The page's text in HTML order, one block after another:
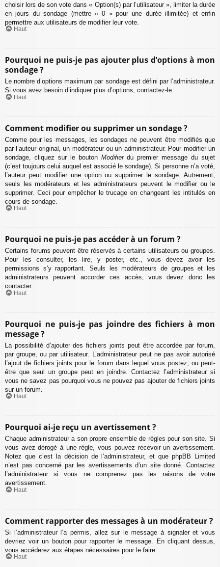
choisir lors de son vote dans « Option(s) par l’utilisateur », limiter la durée
en jours du sondage (mettre « 0 » pour une durée illimitée) et enfin
permettre aux utilisateurs de modifier leur vote.
Haut
Pourquoi ne puis-je pas ajouter plus d’options à mon
sondage ?
Le nombre d’options maximum par sondage est défini par l’administrateur.
Si vous avez besoin d’indiquer plus d’options, contactez-le.
Haut
Comment modifier ou supprimer un sondage ?
Comme pour les messages, les sondages ne peuvent être modifiés que
par l’auteur original, un modérateur ou un administrateur. Pour modifier un
sondage, cliquez sur le bouton Modifierdu premier message du sujet
(c’est toujours celui auquel est associé le sondage). Si personne n’a voté,
l’auteur peut modifier une option ou supprimer le sondage. Autrement,
seuls les modérateurs et les administrateurs peuvent le modifier ou le
supprimer. Ceci pour empêcher le trucage en changeant les intitulés en
cours de sondage.
Haut
Pourquoi ne puis-je pas accéder à un forum ?
Certains forums peuvent être réservés à certains utilisateurs ou groupes.
Pour les consulter, les lire, y poster, etc., vous devez avoir les
permissions s’y rapportant. Seuls les modérateurs de groupes et les
administrateurs peuvent accorder ces accès, vous devez donc les
contacter.
Haut
Pourquoi ne puis-je pas joindre des fichiers à mon
message ?
La possibilité d’ajouter des fichiers joints peut être accordée par forum,
par groupe, ou par utilisateur. L’administrateur peut ne pas avoir autorisé
l’ajout de fichiers joints pour le forum dans lequel vous postez, ou peut-
être que seul un groupe peut en joindre. Contactez l’administrateur si
vous ne savez pas pourquoi vous ne pouvez pas ajouter de fichiers joints
sur un forum.
Haut
Pourquoi ai-je reçu un avertissement ?
Chaque administrateur a son propre ensemble de règles pour son site. Si
vous avez dérogé à une règle, vous pouvez recevoir un avertissement.
Notez que c’est la décision de l’administrateur, et que phpBB Limited
n’est pas concerné par les avertissements d’un site donné. Contactez
l’administrateur si vous ne comprenez pas les raisons de votre
avertissement.
Haut
Comment rapporter des messages à un modérateur ?
Si l’administrateur l’a permis, allez sur le message à signaler et vous
devriez voir un bouton pour rapporter le message. En cliquant dessus,
vous accéderez aux étapes nécessaires pour le faire.
Haut